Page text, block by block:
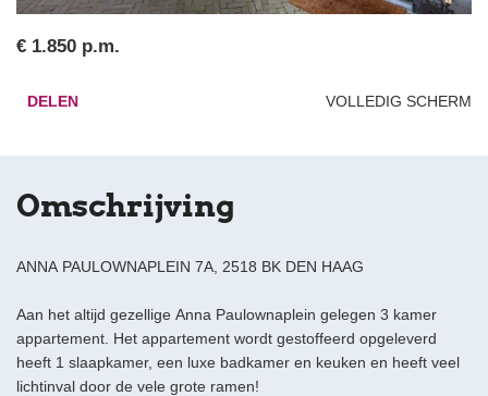
€ 1.850 p.m.
DELEN VOLLEDIG SCHERM
Omschrijving
ANNA PAULOWNAPLEIN 7A, 2518 BK DEN HAAG
Aan het altijd gezellige Anna Paulownaplein gelegen 3 kamer
appartement. Het appartement wordt gestoffeerd opgeleverd
heeft 1 slaapkamer, een luxe badkamer en keuken en heeft veel
lichtinval door de vele grote ramen!